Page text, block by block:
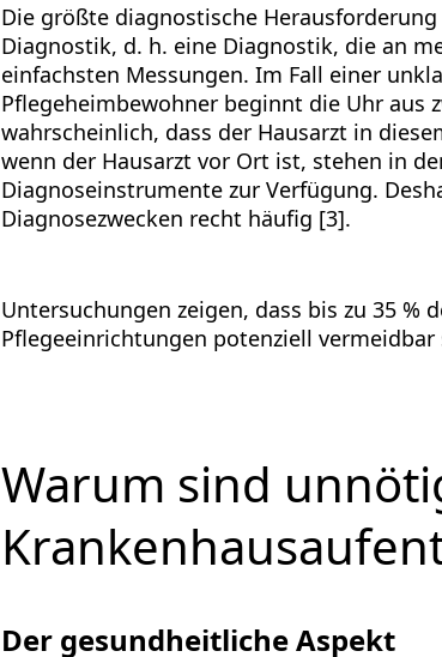
Die größte diagnostische
Diagnostik, d. h. eine Diagnostik, die an
einfachsten Messungen. Im Fall einer
Pflegeheimbewohner beginnt die Uhr aus
wahrscheinlich, dass der Hausarzt in
wenn der Hausarzt vor Ort ist, stehen in
Diagnoseinstrumente zur Verfügung.
Diagnosezwecken recht häufig [3].
Untersuchungen zeigen, dass bis zu 35 %
Pflegeeinrichtungen potenziell vermeidbar
Warum sind
Der gesundheitliche Aspekt